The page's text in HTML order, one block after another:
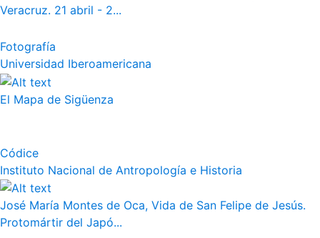
Veracruz. 21 abril - 2...
Fotografía
Universidad Iberoamericana
El Mapa de Sigüenza
Códice
Instituto Nacional de Antropología e Historia
José María Montes de Oca, Vida de San Felipe de Jesús.
Protomártir del Japó...